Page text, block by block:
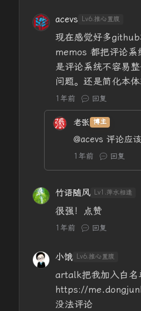
acevs Lv6.推心置腹
现在感觉好多
memos 都把评论系
是评论系统不容易
问题。还是简化本
1年前 回复
老张 博主
@acevs 评论应
1年前 回复
竹语随风 Lv1.萍水相逢
很强！点赞
1年前 回复
小饿 Lv6.推心置腹
artalk把我加入白名
https://
没法评论